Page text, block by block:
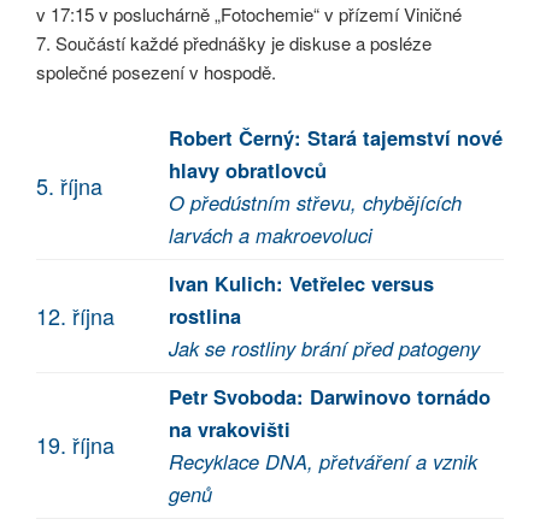
v 17:15 v posluchárně „Fotochemie“ v přízemí Viničné
7. Součástí každé přednášky je diskuse a posléze
společné posezení v hospodě.
5. října
Robert Černý: Stará tajemství nové
hlavy obratlovců
O předústním střevu, chybějících
larvách a makroevoluci
12. října
Ivan Kulich: Vetřelec versus
rostlina
Jak se rostliny brání před patogeny
19. října
Petr Svoboda: Darwinovo tornádo
na vrakovišti
Recyklace DNA, přetváření a vznik
genů